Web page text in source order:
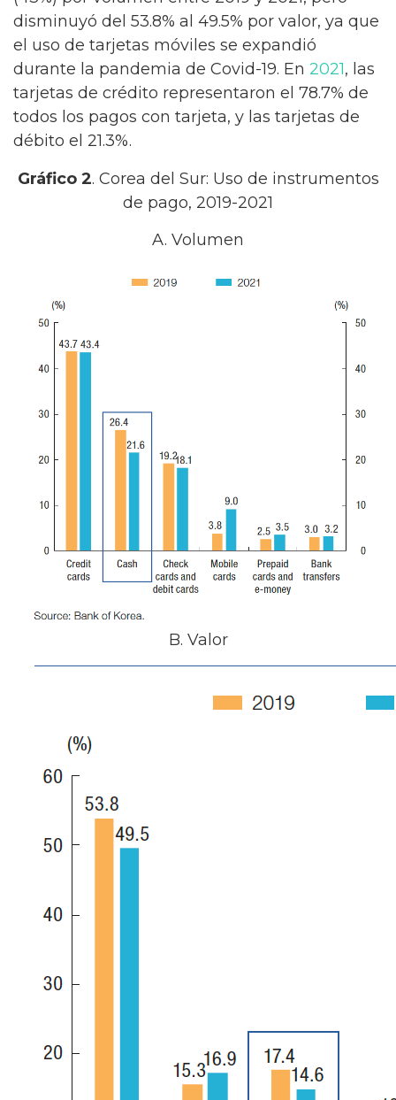
disminuyó del 53.8% al 49.5% por valor, ya que
el uso de tarjetas móviles se expandió
durante la pandemia de Covid-19. En 2021, las
tarjetas de crédito representaron el 78.7% de
todos los pagos con tarjeta, y las tarjetas de
débito el 21.3%.
Gráfico 2. Corea del Sur: Uso de instrumentos
de pago, 2019-2021
A. Volumen
B. Valor